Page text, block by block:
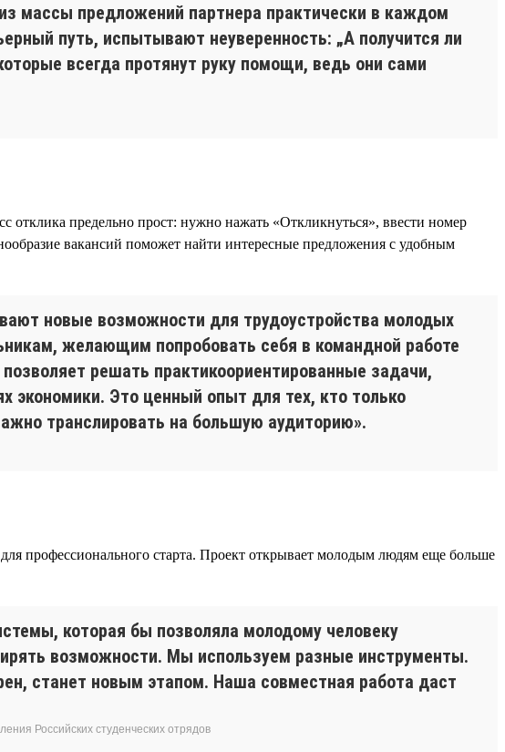
массы предложений партнера практически в каждом
путь, испытывают неуверенность: „А получится ли
всегда протянут руку помощи, ведь они сами
отклика предельно прост: нужно нажать «Откликнуться», ввести номер
вакансий поможет найти интересные предложения с удобным
новые возможности для трудоустройства молодых
желающим попробовать себя в командной работе
решать практикоориентированные задачи,
экономики. Это ценный опыт для тех, кто только
транслировать на большую аудиторию».
профессионального старта. Проект открывает молодым людям еще больше
которая бы позволяла молодому человеку
возможности. Мы используем разные инструменты.
станет новым этапом. Наша совместная работа даст
Российских студенческих отрядов